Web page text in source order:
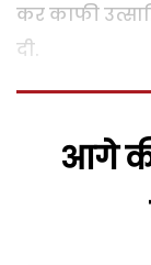
कर काफी
दी.
आगे